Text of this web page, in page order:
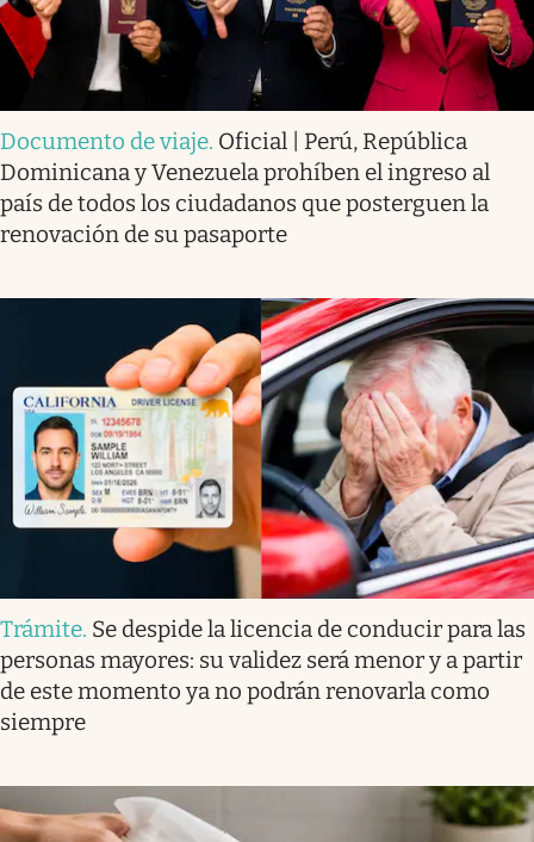
Documento de viaje. Oficial | Perú, República
Dominicana y Venezuela prohíben el ingreso al
país de todos los ciudadanos que posterguen la
renovación de su pasaporte
Trámite. Se despide la licencia de conducir para las
personas mayores: su validez será menor y a partir
de este momento ya no podrán renovarla como
siempre